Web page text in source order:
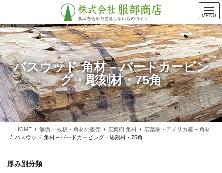
テ
ン
ツ
に
移
動
ゲ
ー
シ
ョ
ン
に
移
動
バスウッド 角材 – バードカービン
グ・彫刻材・75角
HOME 無垢 一枚板・角材の販売 広葉樹 角材
広葉樹・アメリカ産 – 角材
バスウッド 角材 – バードカービング・彫刻材・75角
厚み別分類
MENU